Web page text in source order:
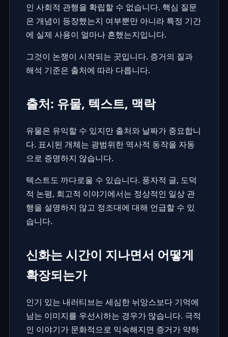
인 사회적 관행을 확립할 수 없습니다. 핵심 질문
은 개념이 등장했는지 여부뿐만 아니라 특정 기간
에 실제 사용이 얼마나 흔했는지입니다.
그것이 논쟁이 시작되는 곳입니다. 증거의 질과
해석 기준은 출처에 따라 다릅니다.
출처: 유물, 텍스트, 맥락
유물은 유익할 수 있지만 출처와 날짜가 중요합니
다. 표시된 개체는 광범위한 역사적 동작을 자동
으로 증명하지 않습니다.
텍스트도 까다로울 수 있습니다. 풍자적 글, 도덕
적 논평, 회고적 이야기에서는 정상적인 일상 관
행을 설명하지 않고 정조대에 대해 언급할 수 있
습니다.
신화는 시간이 지나면서 어떻게
확장되는가
인기 있는 내러티브는 세심한 뉘앙스보다 기억에
남는 이미지를 우선시하는 경우가 많습니다. 극적
인 이야기가 문화적으로 익숙해지면 증거가 약하